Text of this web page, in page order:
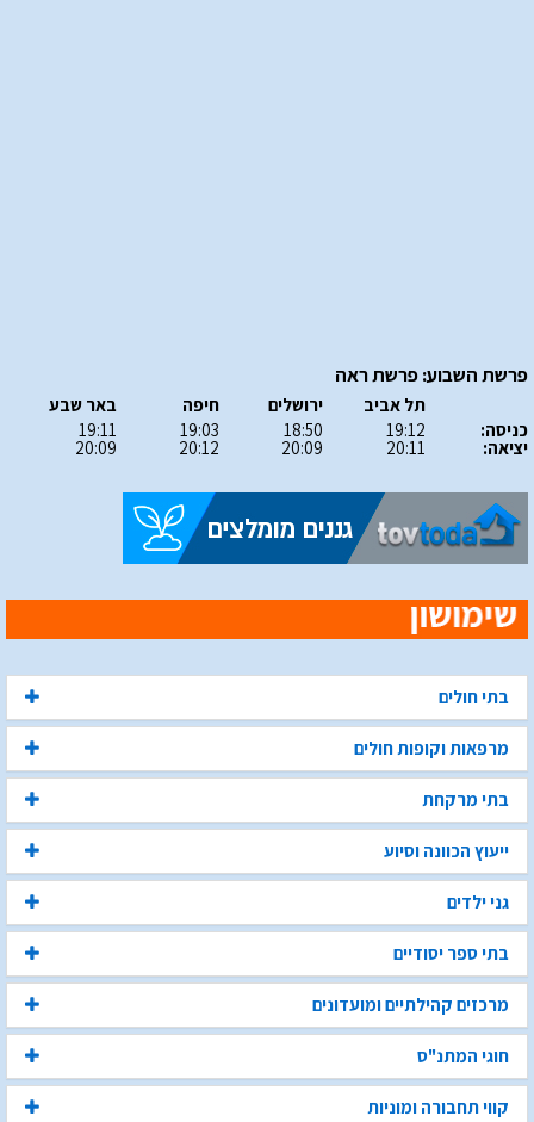
פרשת השבוע: פרשת ראה
כניסה:
יציאה:
תל אביב
19:12
20:11
ירושלים
18:50
20:09
חיפה
19:03
20:12
באר שבע
19:11
20:09
בתי חולים
מרפאות וקופות חולים
בתי מרקחת
ייעוץ הכוונה וסיוע
גני ילדים
בתי ספר יסודיים
מרכזים קהילתיים ומועדונים
חוגי המתנ"ס
קווי תחבורה ומוניות